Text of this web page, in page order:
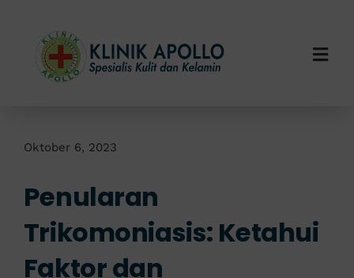
content
Layanan Kami
Info Klinik
Oktober 6, 2023
Penularan
Trikomoniasis: Ketahui
Faktor dan